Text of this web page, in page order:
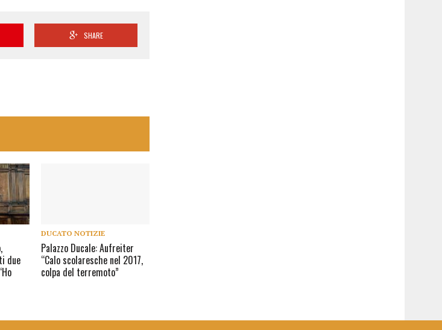
SHARE
due
DUCATO NOTIZIE
Palazzo Ducale: Aufreiter
“Calo scolaresche nel 2017,
colpa del terremoto”